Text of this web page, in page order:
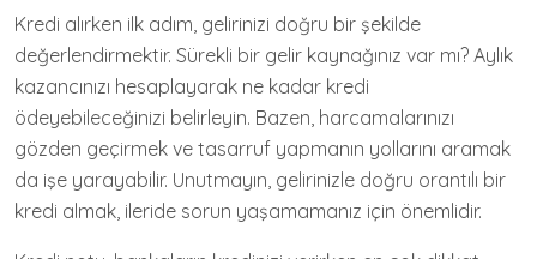
Kredi alırken ilk adım, gelirinizi doğru bir şekilde
değerlendirmektir. Sürekli bir gelir kaynağınız var mı? Aylık
kazancınızı hesaplayarak ne kadar kredi
ödeyebileceğinizi belirleyin. Bazen, harcamalarınızı
gözden geçirmek ve tasarruf yapmanın yollarını aramak
da işe yarayabilir. Unutmayın, gelirinizle doğru orantılı bir
kredi almak, ileride sorun yaşamamanız için önemlidir.